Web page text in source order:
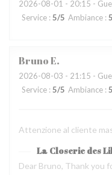
2026-08-01 - 20:15 -
Service : 5/5 Ambiance : 5
BrunoE
2026-08-03 - 21:15 -
Service : 5/5 Ambiance : 5
Attenzione al cliente
La Closerie des
Dear Bruno, Thank you